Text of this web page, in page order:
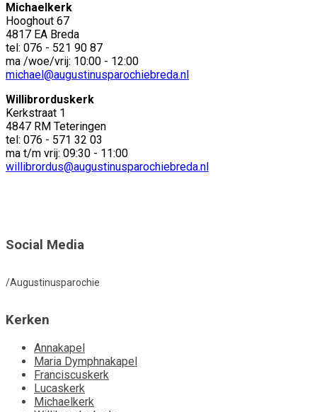
Michaelkerk
Hooghout 67
4817 EA Breda
tel: 076 - 521 90 87
ma /woe/vrij: 10:00 - 12:00
michael@augustinusparochiebreda.nl
Willibrorduskerk
Kerkstraat 1
4847 RM Teteringen
tel: 076 - 571 32 03
ma t/m vrij: 09:30 - 11:00
willibrordus@augustinusparochiebreda.nl
Social Media
/Augustinusparochie
Kerken
Annakapel
Maria Dymphnakapel
Franciscuskerk
Lucaskerk
Michaelkerk